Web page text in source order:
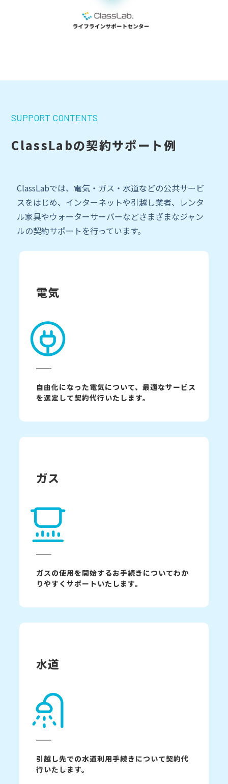
SUPPORT CONTENTS
ClassLabの契約サポート例
ClassLabでは、電気・ガス・水道などの公共サービ
スをはじめ、インターネットや引越し業者、レンタ
ル家具やウォーターサーバーなどさまざまなジャン
ルの契約サポートを行っています。
電気
自由化になった電気について、最適なサービス
を選定して契約代行いたします。
ガス
ガスの使用を開始するお手続きについてわか
りやすくサポートいたします。
水道
引越し先での水道利用手続きについて契約代
行いたします。